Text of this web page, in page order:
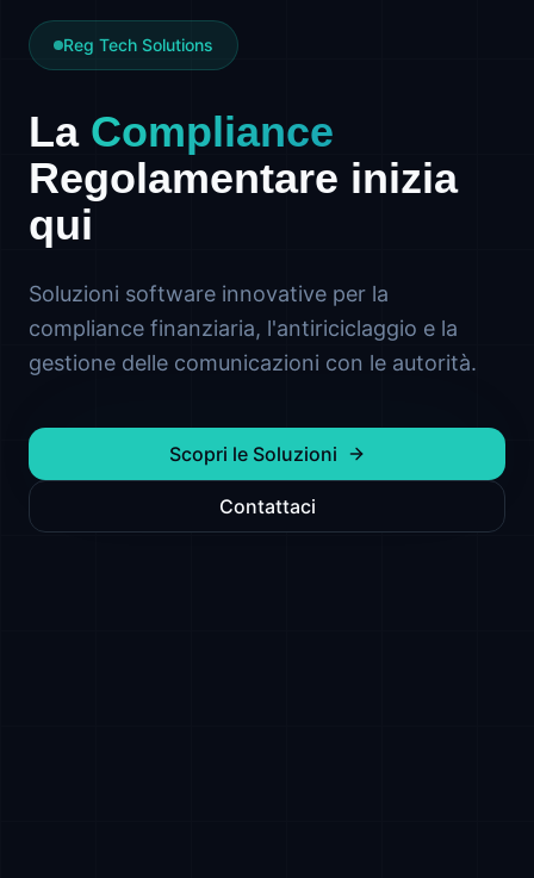
Reg Tech Solutions
La Compliance
Regolamentare inizia
qui
Soluzioni software innovative per la
compliance finanziaria, l'antiriciclaggio e la
gestione delle comunicazioni con le autorità.
Scopri le Soluzioni
Contattaci